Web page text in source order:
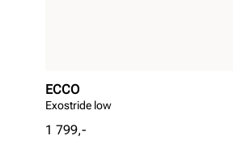
ECCO
Exostride low
Pris
1 799,-